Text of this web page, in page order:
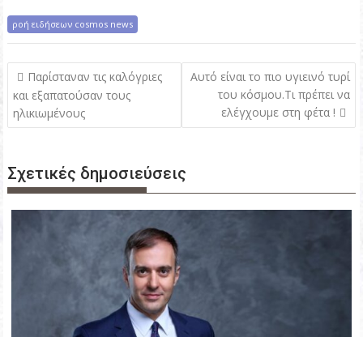
ροή ειδήσεων cosmos news
Π
λ
ο
η
Παρίσταναν τις καλόγριες
και εξαπατούσαν τους
ηλικιωμένους
Αυτό είναι το πιο υγιεινό τυρί
του κόσμου.Τι πρέπει να
ελέγχουμε στη φέτα !
Σχετικές δημοσιεύσεις